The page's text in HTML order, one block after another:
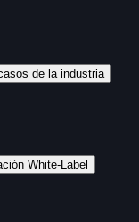
de la industria
White-Label